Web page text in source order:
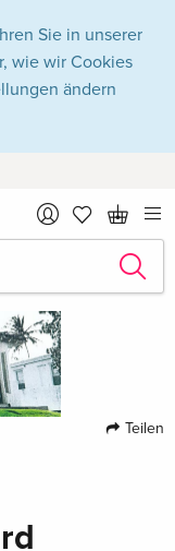
Sie in unserer
wie wir Cookies
ändern
Teilen